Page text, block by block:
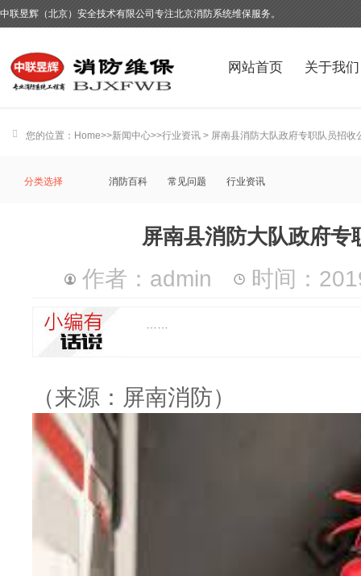
中联昱辉（北京）安全技术有限公司专注北京消防系统维保服务。
网站首页 关于我们
您的位置： Home>>新闻中心>>行业资讯 > 屏南县消防大队政府专职队员招收
分类选择 消防百科 常见问题 行业资讯
屏南县消防大队政府专
作者：admin 时间：
（来源：屏南消防）